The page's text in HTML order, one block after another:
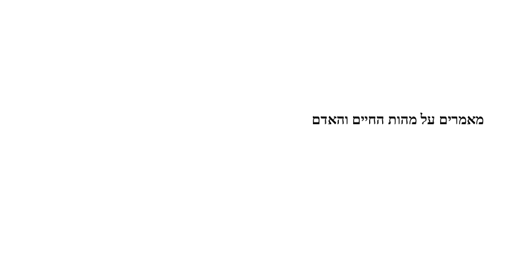
מאמרים על מהות החיים והאדם